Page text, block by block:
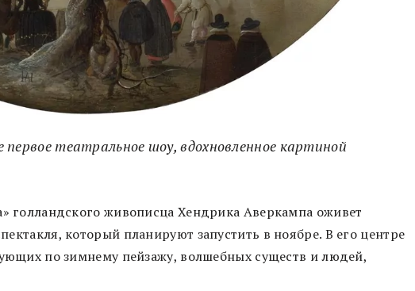
театральное шоу, вдохновленное картиной
голландского живописца Хендрика Аверкампа оживет
который планируют запустить в ноябре. В его центре
по зимнему пейзажу, волшебных существ и людей,